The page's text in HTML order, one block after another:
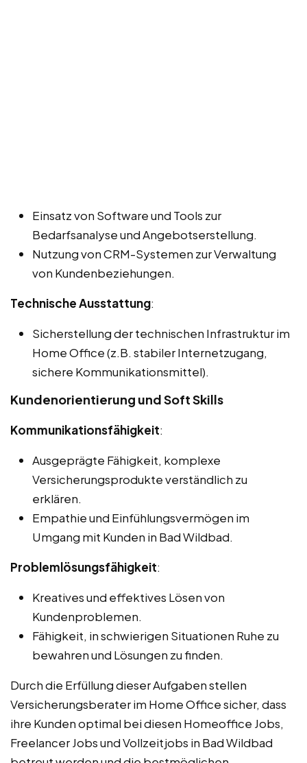
Einsatz von Software und Tools zur
Bedarfsanalyse und Angebotserstellung.
Nutzung von CRM-Systemen zur Verwaltung
von Kundenbeziehungen.
Technische Ausstattung:
Sicherstellung der technischen Infrastruktur im
Home Office (z.B. stabiler Internetzugang,
sichere Kommunikationsmittel).
Kundenorientierung und Soft Skills
Kommunikationsfähigkeit:
Ausgeprägte Fähigkeit, komplexe
Versicherungsprodukte verständlich zu
erklären.
Empathie und Einfühlungsvermögen im
Umgang mit Kunden in Bad Wildbad.
Problemlösungsfähigkeit:
Kreatives und effektives Lösen von
Kundenproblemen.
Fähigkeit, in schwierigen Situationen Ruhe zu
bewahren und Lösungen zu finden.
Durch die Erfüllung dieser Aufgaben stellen
Versicherungsberater im Home Office sicher, dass
ihre Kunden optimal bei diesen Homeoffice Jobs,
Freelancer Jobs und Vollzeitjobs in Bad Wildbad